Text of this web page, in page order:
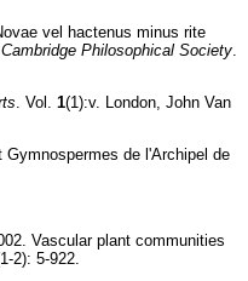
vel hactenus minus rite
Philosophical Society
. Vol. 1(1):v. London, John Van
de l'Archipel de
Vascular plant communities
2): 5-922.